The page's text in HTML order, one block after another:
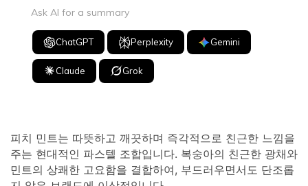
Ask AI for a summary
ChatGPT Perplexity Gemini
Claude Grok
피치 민트는 따뜻하고 깨끗하며 즉각적으로 친근한 느낌을
주는 현대적인 파스텔 조합입니다. 복숭아의 친근한 광채와
민트의 상쾌한 고요함을 결합하여, 부드러우면서도 단조롭